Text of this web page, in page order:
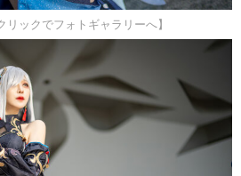
リックでフォトギャラリーへ】